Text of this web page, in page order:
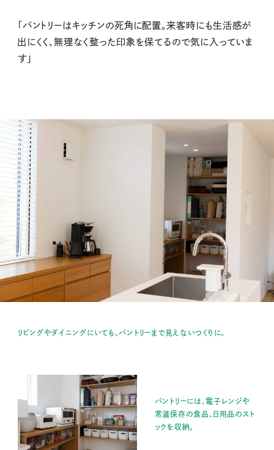
「パントリーはキッチンの死角に配置。来客時にも生活感が
出にくく、無理なく整った印象を保てるので気に入っていま
す」
リビングやダイニングにいても、パントリーまで見えないつくりに。
パントリーには、電子レンジや
常温保存の食品、日用品のスト
ックを収納。